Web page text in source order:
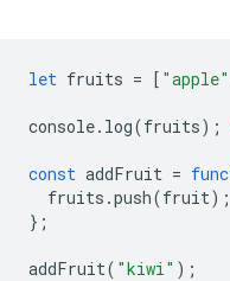
let fruits = [ "apple"
console. log(fruits);
const addFruit =
fruits .push(fruit);
};
addFruit( "kiwi" );